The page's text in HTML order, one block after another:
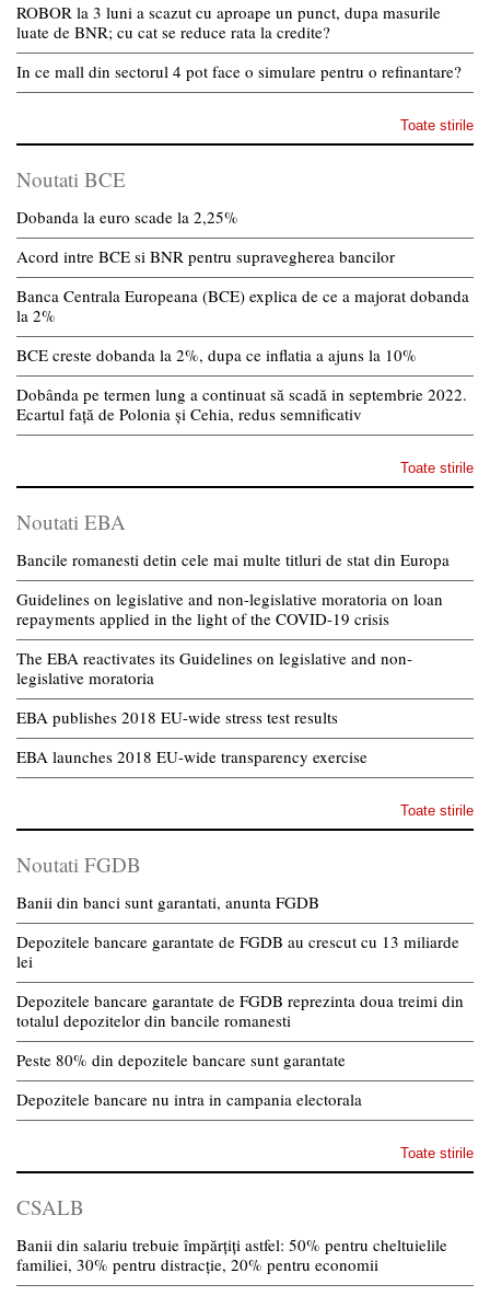
ROBOR la 3 luni a scazut cu aproape un punct, dupa masurile
luate de BNR; cu cat se reduce rata la credite?
In ce mall din sectorul 4 pot face o simulare pentru o refinantare?
Toate stirile
Noutati BCE
Dobanda la euro scade la 2,25%
Acord intre BCE si BNR pentru supravegherea bancilor
Banca Centrala Europeana (BCE) explica de ce a majorat dobanda
la 2%
BCE creste dobanda la 2%, dupa ce inflatia a ajuns la 10%
Dobânda pe termen lung a continuat să scadă in septembrie 2022.
Ecartul față de Polonia și Cehia, redus semnificativ
Toate stirile
Noutati EBA
Bancile romanesti detin cele mai multe titluri de stat din Europa
Guidelines on legislative and non-legislative moratoria on loan
repayments applied in the light of the COVID-19 crisis
The EBA reactivates its Guidelines on legislative and non-
legislative moratoria
EBA publishes 2018 EU-wide stress test results
EBA launches 2018 EU-wide transparency exercise
Toate stirile
Noutati FGDB
Banii din banci sunt garantati, anunta FGDB
Depozitele bancare garantate de FGDB au crescut cu 13 miliarde
lei
Depozitele bancare garantate de FGDB reprezinta doua treimi din
totalul depozitelor din bancile romanesti
Peste 80% din depozitele bancare sunt garantate
Depozitele bancare nu intra in campania electorala
Toate stirile
CSALB
Banii din salariu trebuie împărțiți astfel: 50% pentru cheltuielile
familiei, 30% pentru distracție, 20% pentru economii